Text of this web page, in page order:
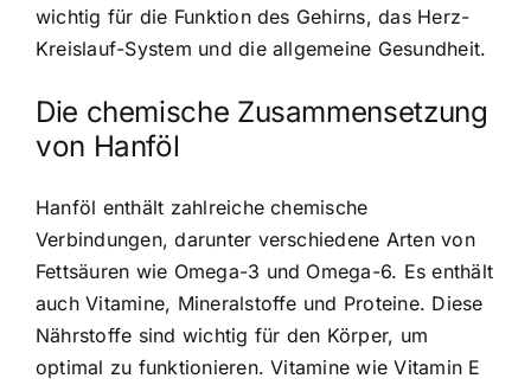
wichtig für die Funktion des Gehirns, das Herz-
Kreislauf-System und die allgemeine Gesundheit.
Die chemische Zusammensetzung
von Hanföl
Hanföl enthält zahlreiche chemische
Verbindungen, darunter verschiedene Arten von
Fettsäuren wie Omega-3 und Omega-6. Es enthält
auch Vitamine, Mineralstoffe und Proteine. Diese
Nährstoffe sind wichtig für den Körper, um
optimal zu funktionieren. Vitamine wie Vitamin E